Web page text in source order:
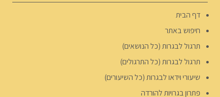
דף הבית
חיפוש באתר
תרגול לבגרות (כל הנושאים)
תרגול לבגרות (כל התרגולים)
שיעורי וידאו לבגרות (כל השיעורים)
פתרון בגרויות להורדה